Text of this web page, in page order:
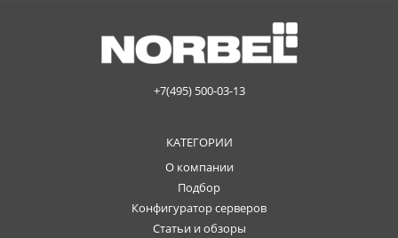
+7(495) 500-03-13
КАТЕГОРИИ
О компании
Подбор
Конфигуратор серверов
Статьи и обзоры